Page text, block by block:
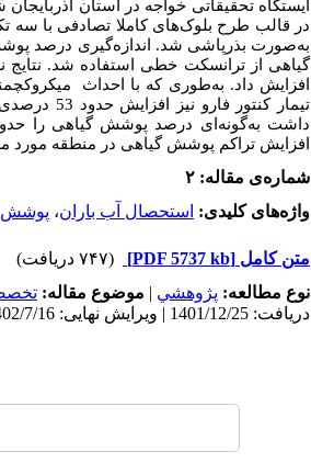
ایستگاه تحقیقاتی خواجه در استان
به‌صورت بذرپاشی شد. اندازه‌گیری درصد
گیاهی از ترانسکت خطی استفاده شد.
تیمار
افزایش تراکم پوشش گیاهی در منطقه مورد
شماره‌ی مقاله: ۲
واژه‌های کلیدی: استحصال آب باران، پوشش
متن کامل [PDF 5737 kb]
(۷۴۷ دریافت)
نوع مطالعه: پژوهشي | موضوع مقاله:
دریافت: 1401/12/25 | ویرایش نهایی: 1402/7/16 | پذیرش: 1402/7/14 | انتشار الکترونیک: 1402/7/14